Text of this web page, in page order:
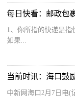
每日快看：邮政包
1、你所指的快递是指
如果...
当前时讯：海口鼓
中新网海口2月7日电(